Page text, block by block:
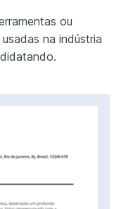
ou
na indústria